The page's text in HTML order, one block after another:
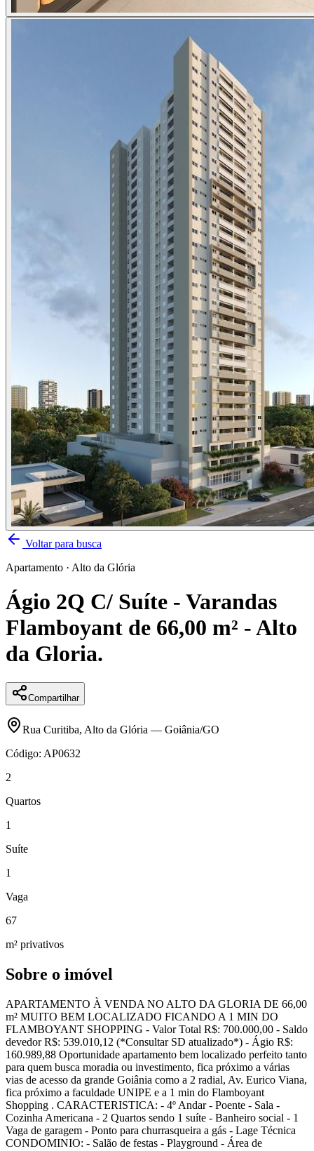
Voltar para busca
Apartamento · Alto da Glória
Ágio 2Q C/ Suíte - Varandas
Flamboyant de 66,00 m² - Alto
da Gloria.
Compartilhar
Rua Curitiba, Alto da Glória — Goiânia/GO
Código: AP0632
2
Quartos
1
Suíte
1
Vaga
67
m² privativos
Sobre o imóvel
APARTAMENTO À VENDA NO ALTO DA GLORIA DE 66,00
m² MUITO BEM LOCALIZADO FICANDO A 1 MIN DO
FLAMBOYANT SHOPPING - Valor Total R$: 700.000,00 - Saldo
devedor R$: 539.010,12 (*Consultar SD atualizado*) - Ágio R$:
160.989,88 Oportunidade apartamento bem localizado perfeito tanto
para quem busca moradia ou investimento, fica próximo a várias
vias de acesso da grande Goiânia como a 2 radial, Av. Eurico Viana,
fica próximo a faculdade UNIPE e a 1 min do Flamboyant
Shopping . CARACTERISTICA: - 4º Andar - Poente - Sala -
Cozinha Americana - 2 Quartos sendo 1 suíte - Banheiro social - 1
Vaga de garagem - Ponto para churrasqueira a gás - Lage Técnica
CONDOMINIO: - Salão de festas - Playground - Área de